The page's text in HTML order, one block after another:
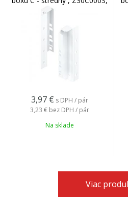
biely
3,97 € s DPH / pár
3,23 € bez DPH / pár
Na sklade
Viac